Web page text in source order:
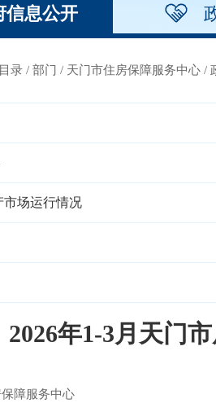
信息公开
录 / 部门 / 天门市住房保障服务中心 /
市场运行情况
2026年1-3月天门
障服务中心